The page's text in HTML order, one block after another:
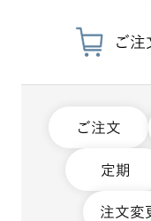
ご注
ご注文
定期
注文変